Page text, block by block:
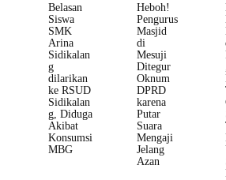
Belasan
Siswa
SMK
Arina
Sidikalan
g
dilarikan
ke RSUD
Sidikalan
g, Diduga
Akibat
Konsumsi
MBG
Heboh!
Pengurus
Masjid
di
Mesuji
Ditegur
Oknum
DPRD
karena
Putar
Suara
Mengaji
Jelang
Azan